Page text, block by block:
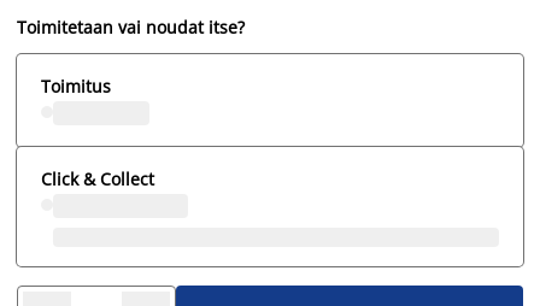
Toimitetaan vai noudat itse?
Toimitus
Click & Collect